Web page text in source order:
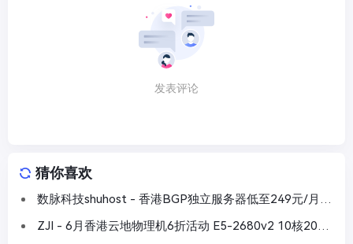
发表评论
猜你喜欢
数脉科技shuhost - 香港BGP独立服务器低至249元/月，
E3-16G内存/240G SSD/30M带宽/2个IP
ZJI - 6月香港云地物理机6折活动 E5-2680v2 10核20线